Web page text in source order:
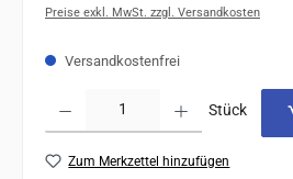
Preise exkl. MwSt. zzgl. Versandkosten
Versandkostenfrei
Stück
Zum Merkzettel hinzufügen